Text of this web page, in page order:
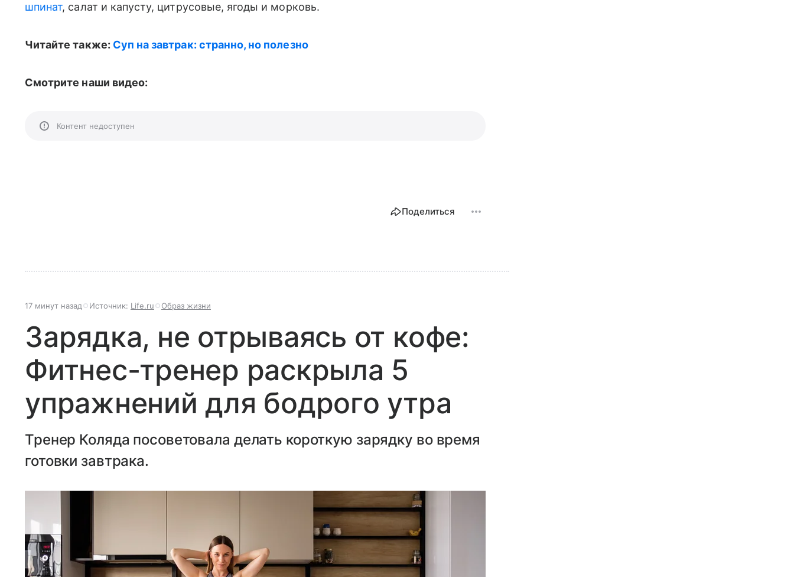
шпинат, салат и капусту, цитрусовые, ягоды и морковь.
Читайте также: Суп на завтрак: странно, но полезно
Смотрите наши видео:
Контент недоступен
Поделиться
17 минут назад Источник: Life.ru Образ жизни
Зарядка, не отрываясь от кофе:
Фитнес-тренер раскрыла 5
упражнений для бодрого утра
Тренер Коляда посоветовала делать короткую зарядку во время
готовки завтрака.